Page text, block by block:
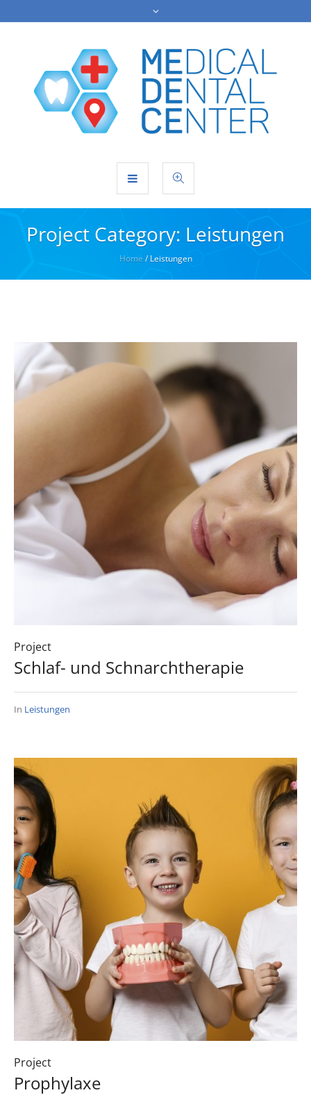
Project Category: Leistungen
Home /Leistungen
Project
Schlaf- und Schnarchtherapie
In Leistungen
Project
Prophylaxe